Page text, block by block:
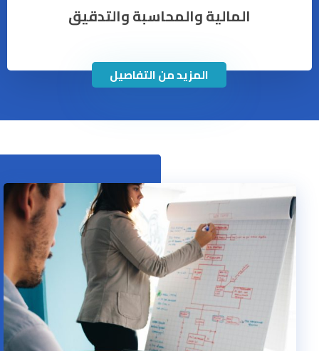
المالية والمحاسبة والتدقيق
المزيد من التفاصيل